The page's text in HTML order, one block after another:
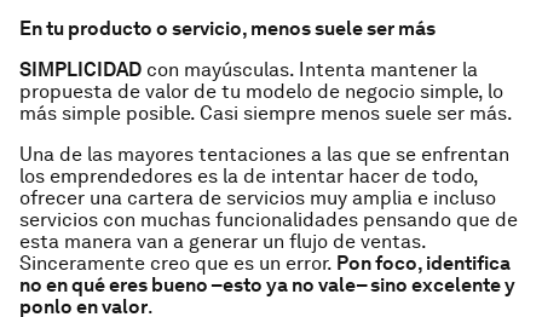
En tu producto o servicio, menos suele ser más
SIMPLICIDAD con mayúsculas. Intenta mantener la
propuesta de valor de tu modelo de negocio simple, lo
más simple posible. Casi siempre menos suele ser más.
Una de las mayores tentaciones a las que se enfrentan
los emprendedores es la de intentar hacer de todo,
ofrecer una cartera de servicios muy amplia e incluso
servicios con muchas funcionalidades pensando que de
esta manera van a generar un flujo de ventas.
Sinceramente creo que es un error. Pon foco, identifica
no en qué eres bueno –esto ya no vale– sino excelente y
ponlo en valor.